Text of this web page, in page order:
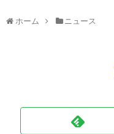
ホーム ニュース